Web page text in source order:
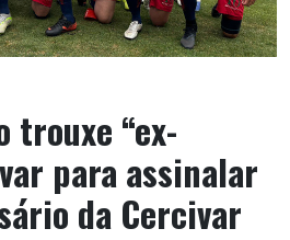
trouxe “ex-
para assinalar
da Cercivar